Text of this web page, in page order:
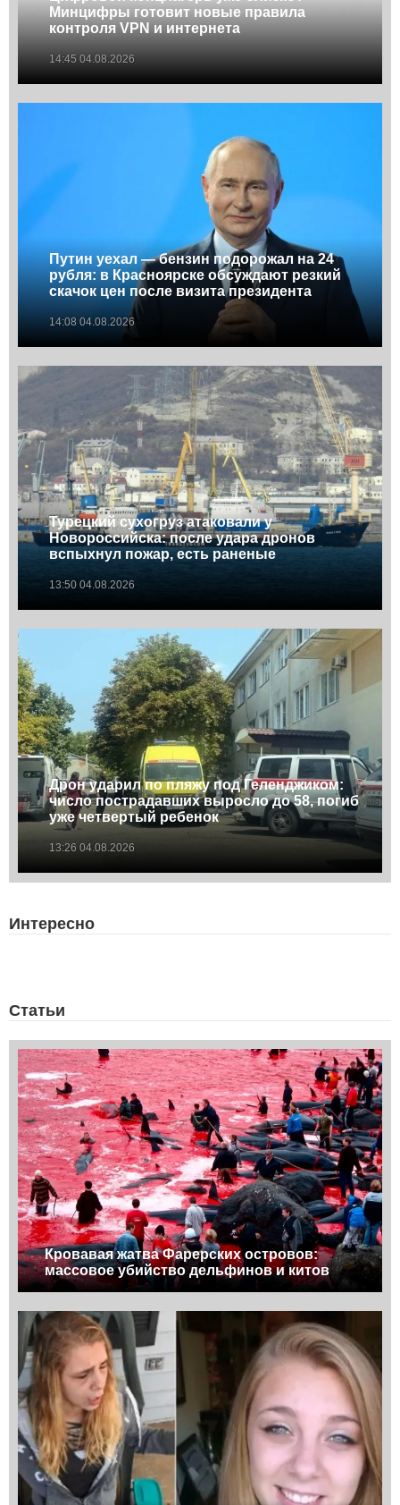
Минцифры готовит новые правила
контроля VPN и интернета
14:45 04.08.2026
Путин уехал — бензин подорожал на 24
рубля: в Красноярске обсуждают резкий
скачок цен после визита президента
14:08 04.08.2026
Турецкий сухогруз атаковали у
Новороссийска: после удара дронов
вспыхнул пожар, есть раненые
13:50 04.08.2026
Дрон ударил по пляжу под Геленджиком:
число пострадавших выросло до 58, погиб
уже четвертый ребенок
13:26 04.08.2026
Интересно
Статьи
Кровавая жатва Фарерских островов:
массовое убийство дельфинов и китов